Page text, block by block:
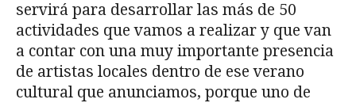
servirá para desarrollar las más de 50
actividades que vamos a realizar y que van
a contar con una muy importante presencia
de artistas locales dentro de ese verano
cultural que anunciamos, porque uno de